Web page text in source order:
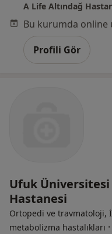
A Life Altındağ
Profili Gör
Ufuk Üniversitesi
Hastanesi
Ortopedi ve travmatoloji,
metabolizma hastalıkları ·